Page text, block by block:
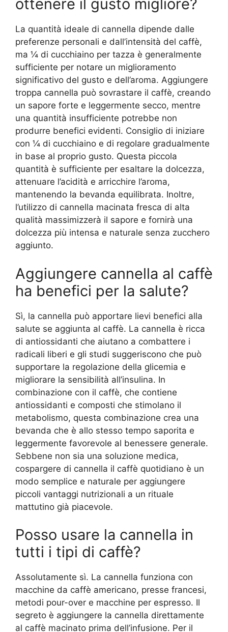
ottenere il gusto migliore?
La quantità ideale di cannella dipende dalle
preferenze personali e dall’intensità del caffè,
ma ¼ di cucchiaino per tazza è generalmente
sufficiente per notare un miglioramento
significativo del gusto e dell’aroma. Aggiungere
troppa cannella può sovrastare il caffè, creando
un sapore forte e leggermente secco, mentre
una quantità insufficiente potrebbe non
produrre benefici evidenti. Consiglio di iniziare
con ¼ di cucchiaino e di regolare gradualmente
in base al proprio gusto. Questa piccola
quantità è sufficiente per esaltare la dolcezza,
attenuare l’acidità e arricchire l’aroma,
mantenendo la bevanda equilibrata. Inoltre,
l’utilizzo di cannella macinata fresca di alta
qualità massimizzerà il sapore e fornirà una
dolcezza più intensa e naturale senza zucchero
aggiunto.
Aggiungere cannella al caffè
ha benefici per la salute?
Sì, la cannella può apportare lievi benefici alla
salute se aggiunta al caffè. La cannella è ricca
di antiossidanti che aiutano a combattere i
radicali liberi e gli studi suggeriscono che può
supportare la regolazione della glicemia e
migliorare la sensibilità all’insulina. In
combinazione con il caffè, che contiene
antiossidanti e composti che stimolano il
metabolismo, questa combinazione crea una
bevanda che è allo stesso tempo saporita e
leggermente favorevole al benessere generale.
Sebbene non sia una soluzione medica,
cospargere di cannella il caffè quotidiano è un
modo semplice e naturale per aggiungere
piccoli vantaggi nutrizionali a un rituale
mattutino già piacevole.
Posso usare la cannella in
tutti i tipi di caffè?
Assolutamente sì. La cannella funziona con
macchine da caffè americano, presse francesi,
metodi pour-over e macchine per espresso. Il
segreto è aggiungere la cannella direttamente
al caffè macinato prima dell’infusione. Per il